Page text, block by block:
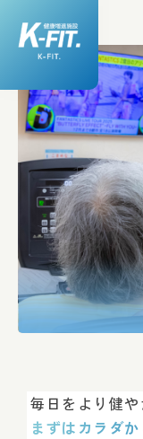
毎日をより健や
まずはカラダ